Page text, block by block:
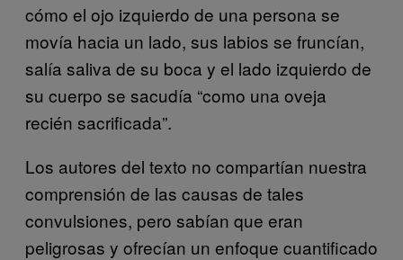
cómo el ojo izquierdo de una persona se
movía hacia un lado, sus labios se fruncían,
salía saliva de su boca y el lado izquierdo de
su cuerpo se sacudía “como una oveja
recién sacrificada”.
Los autores del texto no compartían nuestra
comprensión de las causas de tales
convulsiones, pero sabían que eran
peligrosas y ofrecían un enfoque cuantificado